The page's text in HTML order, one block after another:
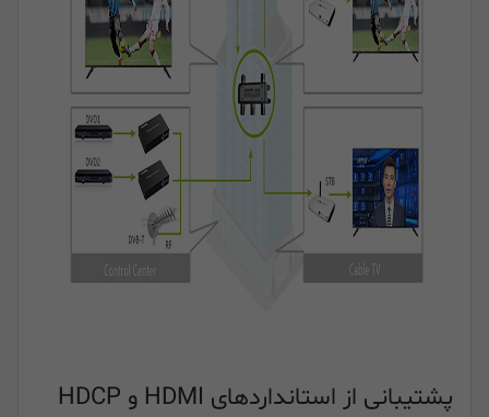
پشتیبانی از استانداردهای HDMI و HDCP